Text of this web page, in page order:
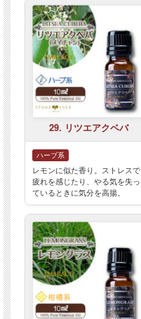
29. リツエアクベバ
ハーブ系
レモンに似た香り。ストレスで
疲れを感じたり、やる気を失っ
ているときに気分を高揚。